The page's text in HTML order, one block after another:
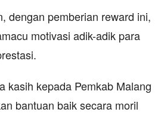
dengan pemberian reward ini,
motivasi adik-adik para
kasih kepada Pemkab Malang
bantuan baik secara moril